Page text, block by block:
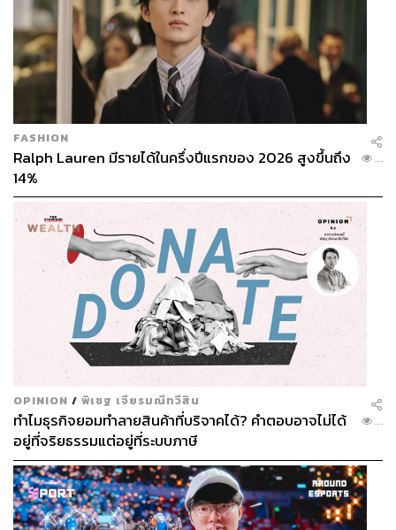
FASHION
Ralph Lauren มีรายได้ในครึ่งปีแรกของ 2026 สูงขึ้นถึง
14%
...
OPINION / พิเชฐ เจียรมณีทวีสิน
ทำไมธุรกิจยอมทำลายสินค้าที่บริจาคได้? คำตอบอาจไม่ได้
อยู่ที่จริยธรรมแต่อยู่ที่ระบบภาษี
...